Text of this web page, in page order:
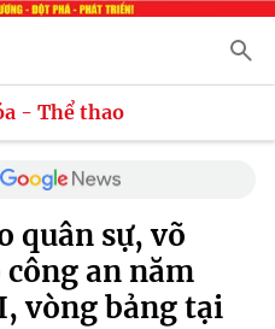
- Thể thao
quân sự, võ
an năm
vòng bảng tại